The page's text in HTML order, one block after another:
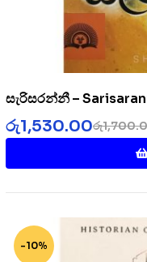
සැරිසරන්නී –
රු
රු1,530.00
-10%